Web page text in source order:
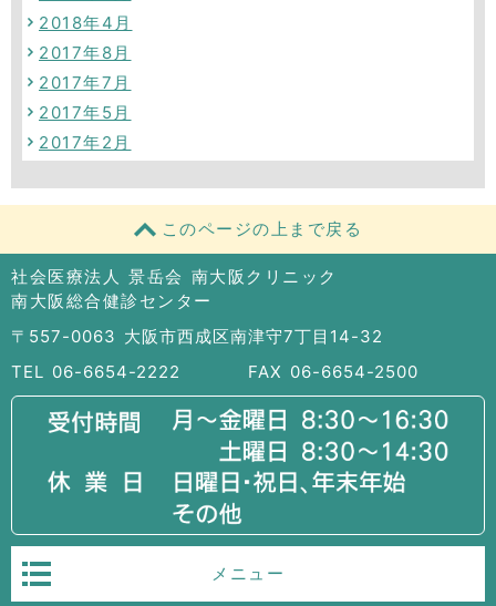
2018年4月
2017年8月
2017年7月
2017年5月
2017年2月
社会医療法人 景岳会 南大阪クリニック
南大阪総合健診センター
〒557-0063 大阪市西成区南津守7丁目14-32
TEL 06-6654-2222
FAX 06-6654-2500
メニュー
このページの上まで戻る